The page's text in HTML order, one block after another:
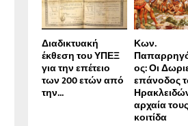
Διαδικτυακή
έκθεση του ΥΠΕΞ
για την επέτειο
των 200 ετών από
την...
Κων.
ος: Οι
επάνοδος
αρχαία τους
κοιτίδα